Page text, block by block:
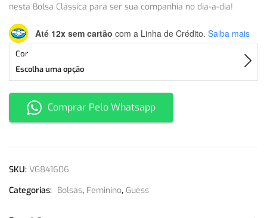
nesta Bolsa Clássica para ser sua companhia no dia-a-dia!
Até 12x sem cartão com a Linha de Crédito. Saiba mais
Cor
Escolha uma opção
Comprar Pelo Whatsapp
SKU: VG841606
Categorias: Bolsas, Feminino, Guess